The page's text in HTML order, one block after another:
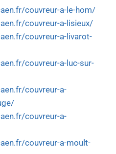
couvreur-a-le-hom/
couvreur-a-lisieux/
couvreur-a-livarot-
couvreur-a-luc-sur-
couvreur-a-
couvreur-a-
couvreur-a-moult-